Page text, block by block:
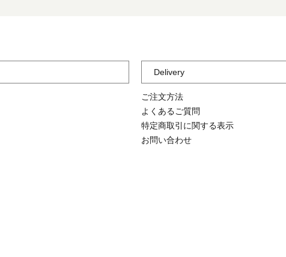
Delivery
ご注文方法
よくあるご質問
特定商取引に関する表示
お問い合わせ